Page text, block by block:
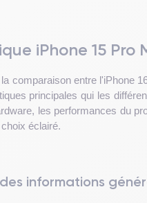
iPhone 15 Pro
comparaison entre l'iPhone
principales qui les
les performances du
éclairé.
informations